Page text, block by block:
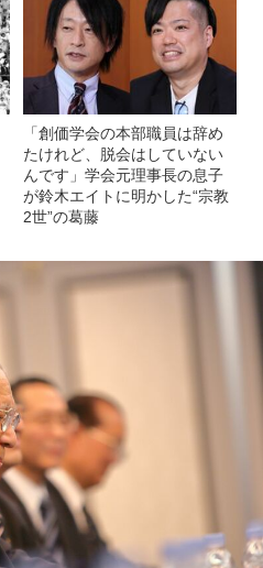
「創価学会の本部職員は辞め
たけれど、脱会はしていない
んです」学会元理事長の息子
が鈴木エイトに明かした“宗教
2世”の葛藤